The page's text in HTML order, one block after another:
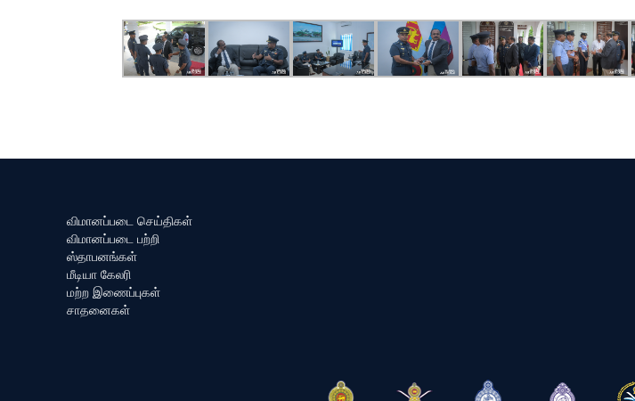
விமானப்படை செய்திகள்
விமானப்படை பற்றி
ஸ்தாபனங்கள்
மீடியா கேலரி
மற்ற இணைப்புகள்
சாதனைகள்